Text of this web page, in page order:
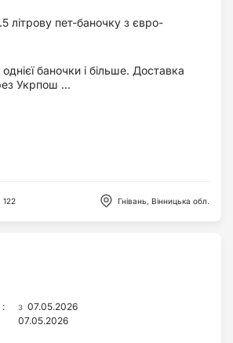
літрову пет-баночку з євро-
баночки і більше. Доставка
Укрпош ...
122 Гнівань, Вінницька обл.
: з 07.05.2026
07.05.2026